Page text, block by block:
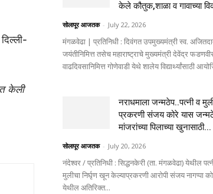
केली
केले कौतुक,शाळा व गावाच्या
सोलापूर आजतक - July 22, 2026
मंगळवेढा | प्रतिनिधी : दिवंगत उपमुख्यमंत्री स्व.
जयंतीनिमित्त तसेच महाराष्ट्राचे मुख्यमंत्री देवेंद्र
वाढदिवसानिमित्त गोणेवाडी येथे शालेय विद्यार्थ्यांसाठी
नराधमाला जन्मठेप..पत्नी व
प्रकरणी संजय कोरे यास
मांजरांच्या पिलाच्या खुनासाठी...
सोलापूर आजतक - July 20, 2026
नंदेश्वर / प्रतिनिधी : सिद्धनकेरी (ता. मंगळवेढा) येथील
मुलीचा निर्घृण खून केल्याप्रकरणी आरोपी संजय नागप्पा
येथील अतिरिक्त...